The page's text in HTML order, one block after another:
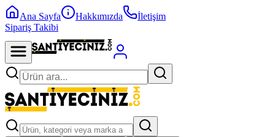
Ana Sayfa Hakkımızda
İletişim
Sipariş Takibi